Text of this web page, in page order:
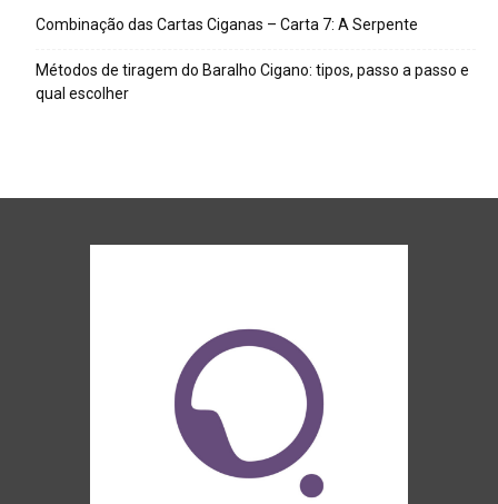
Combinação das Cartas Ciganas – Carta 7: A Serpente
Métodos de tiragem do Baralho Cigano: tipos, passo a passo e
qual escolher